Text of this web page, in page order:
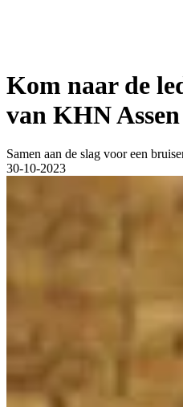
Kom naar de
van KHN
Samen aan de slag voor een
30-10-2023